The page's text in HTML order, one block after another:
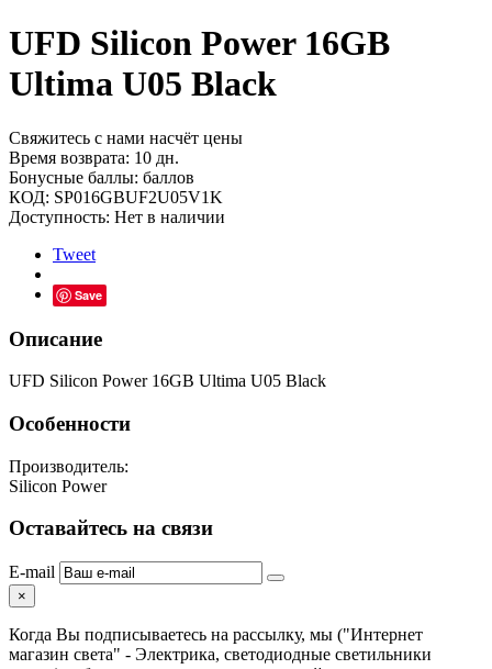
UFD Silicon Power 16GB
Ultima U05 Black
Свяжитесь с нами насчёт цены
Время возврата: 10 дн.
Бонусные баллы: баллов
КОД: SP016GBUF2U05V1K
Доступность: Нет в наличии
Tweet
Save
Описание
UFD Silicon Power 16GB Ultima U05 Black
Особенности
Производитель:
Silicon Power
Оставайтесь на связи
E-mail
×
Когда Вы подписываетесь на рассылку, мы ("Интернет
магазин света" - Электрика, светодиодные светильники